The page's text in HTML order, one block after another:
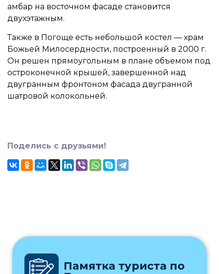
амбар на восточном фасаде становится
двухэтажным.
Также в Погоще есть небольшой костел — храм
Божьей Милосердности, построенный в 2000 г.
Он решен прямоугольным в плане объемом под
остроконечной крышей, завершенной над
двугранным фронтоном фасада двугранной
шатровой колокольней.
Поделись с друзьями!
Памятка туриста по